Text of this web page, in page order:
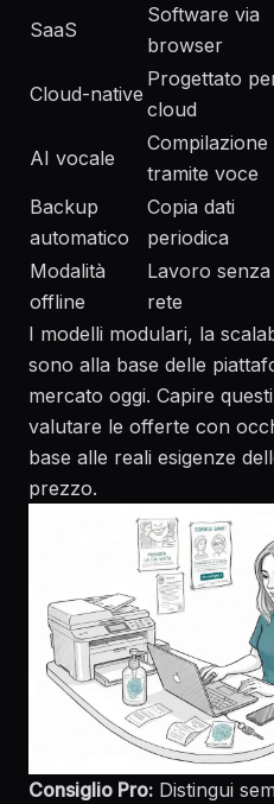
SaaS
Software via
browser
Cloud-native
Progettato
cloud
AI vocale
Compilazione
tramite voce
Backup
automatico
Copia dati
periodica
Modalità
offline
Lavoro senza
rete
I modelli modulari, la
sono alla base delle
mercato oggi. Capire
valutare le offerte con
base alle reali esigenze
prezzo.
Consiglio Pro: Distingui